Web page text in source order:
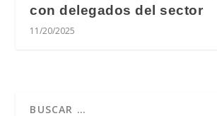
con delegados del sector
11/20/2025